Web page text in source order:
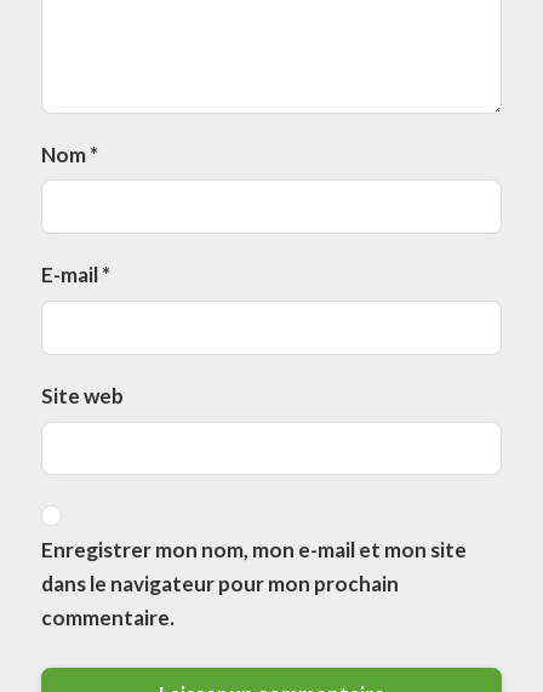
Nom*
E-mail*
Site web
Enregistrer mon nom, mon e-mail et mon site
dans le navigateur pour mon prochain
commentaire.